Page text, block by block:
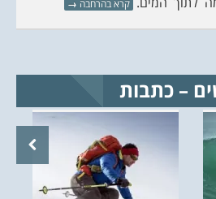
קרא בהרחבה →
– כתבות